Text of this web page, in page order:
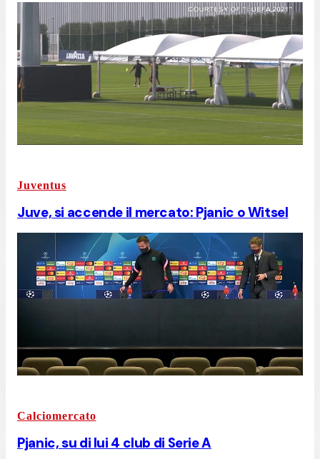
Juventus
Juve, si accende il mercato: Pjanic o Witsel
Calciomercato
Pjanic, su di lui 4 club di Serie A